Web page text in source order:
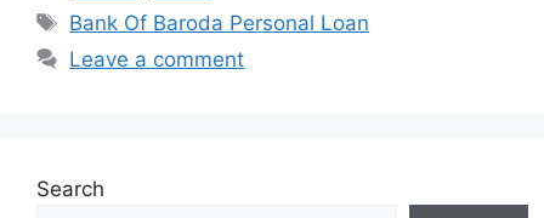
Tags
Bank Of Baroda Personal Loan
Leave a comment
Search